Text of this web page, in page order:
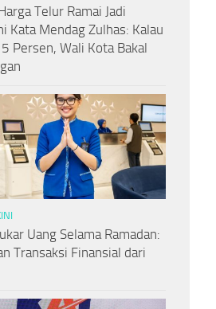
Telur Ramai Jadi
Kata Mendag Zulhas: Kalau
Persen, Wali Kota Bakal
Uang Selama Ramadan:
Transaksi Finansial dari